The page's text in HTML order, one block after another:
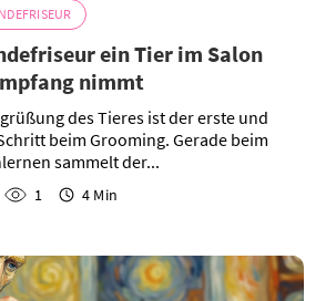
ein Tier im Salon
nimmt
des Tieres ist der erste und
beim Grooming. Gerade beim
sammelt der...
1 4 Min